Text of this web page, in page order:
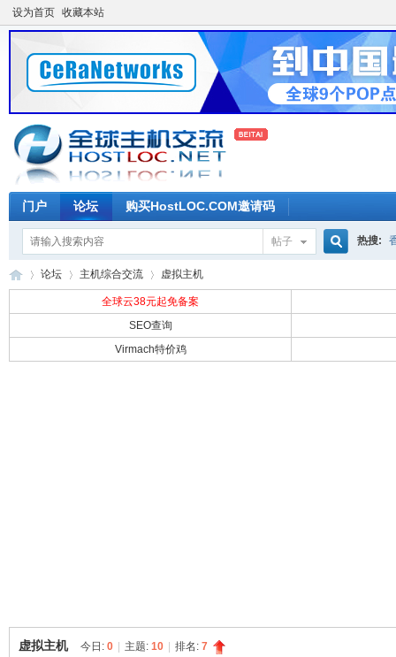
设为首页 收藏本站
门户 论坛 购买HostLOC.COM邀请码
帖子 热搜:
论坛 主机综合交流
›
虚拟主机
全球云38元起免备案
SEO查询
Virmach特价鸡
虚拟主机 今日: 0 主题: 10 排名: 7